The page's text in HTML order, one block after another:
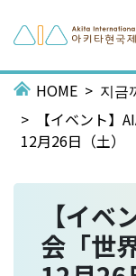
HOME 지금
【イベント】
12月26日（土）
【イ
会「世